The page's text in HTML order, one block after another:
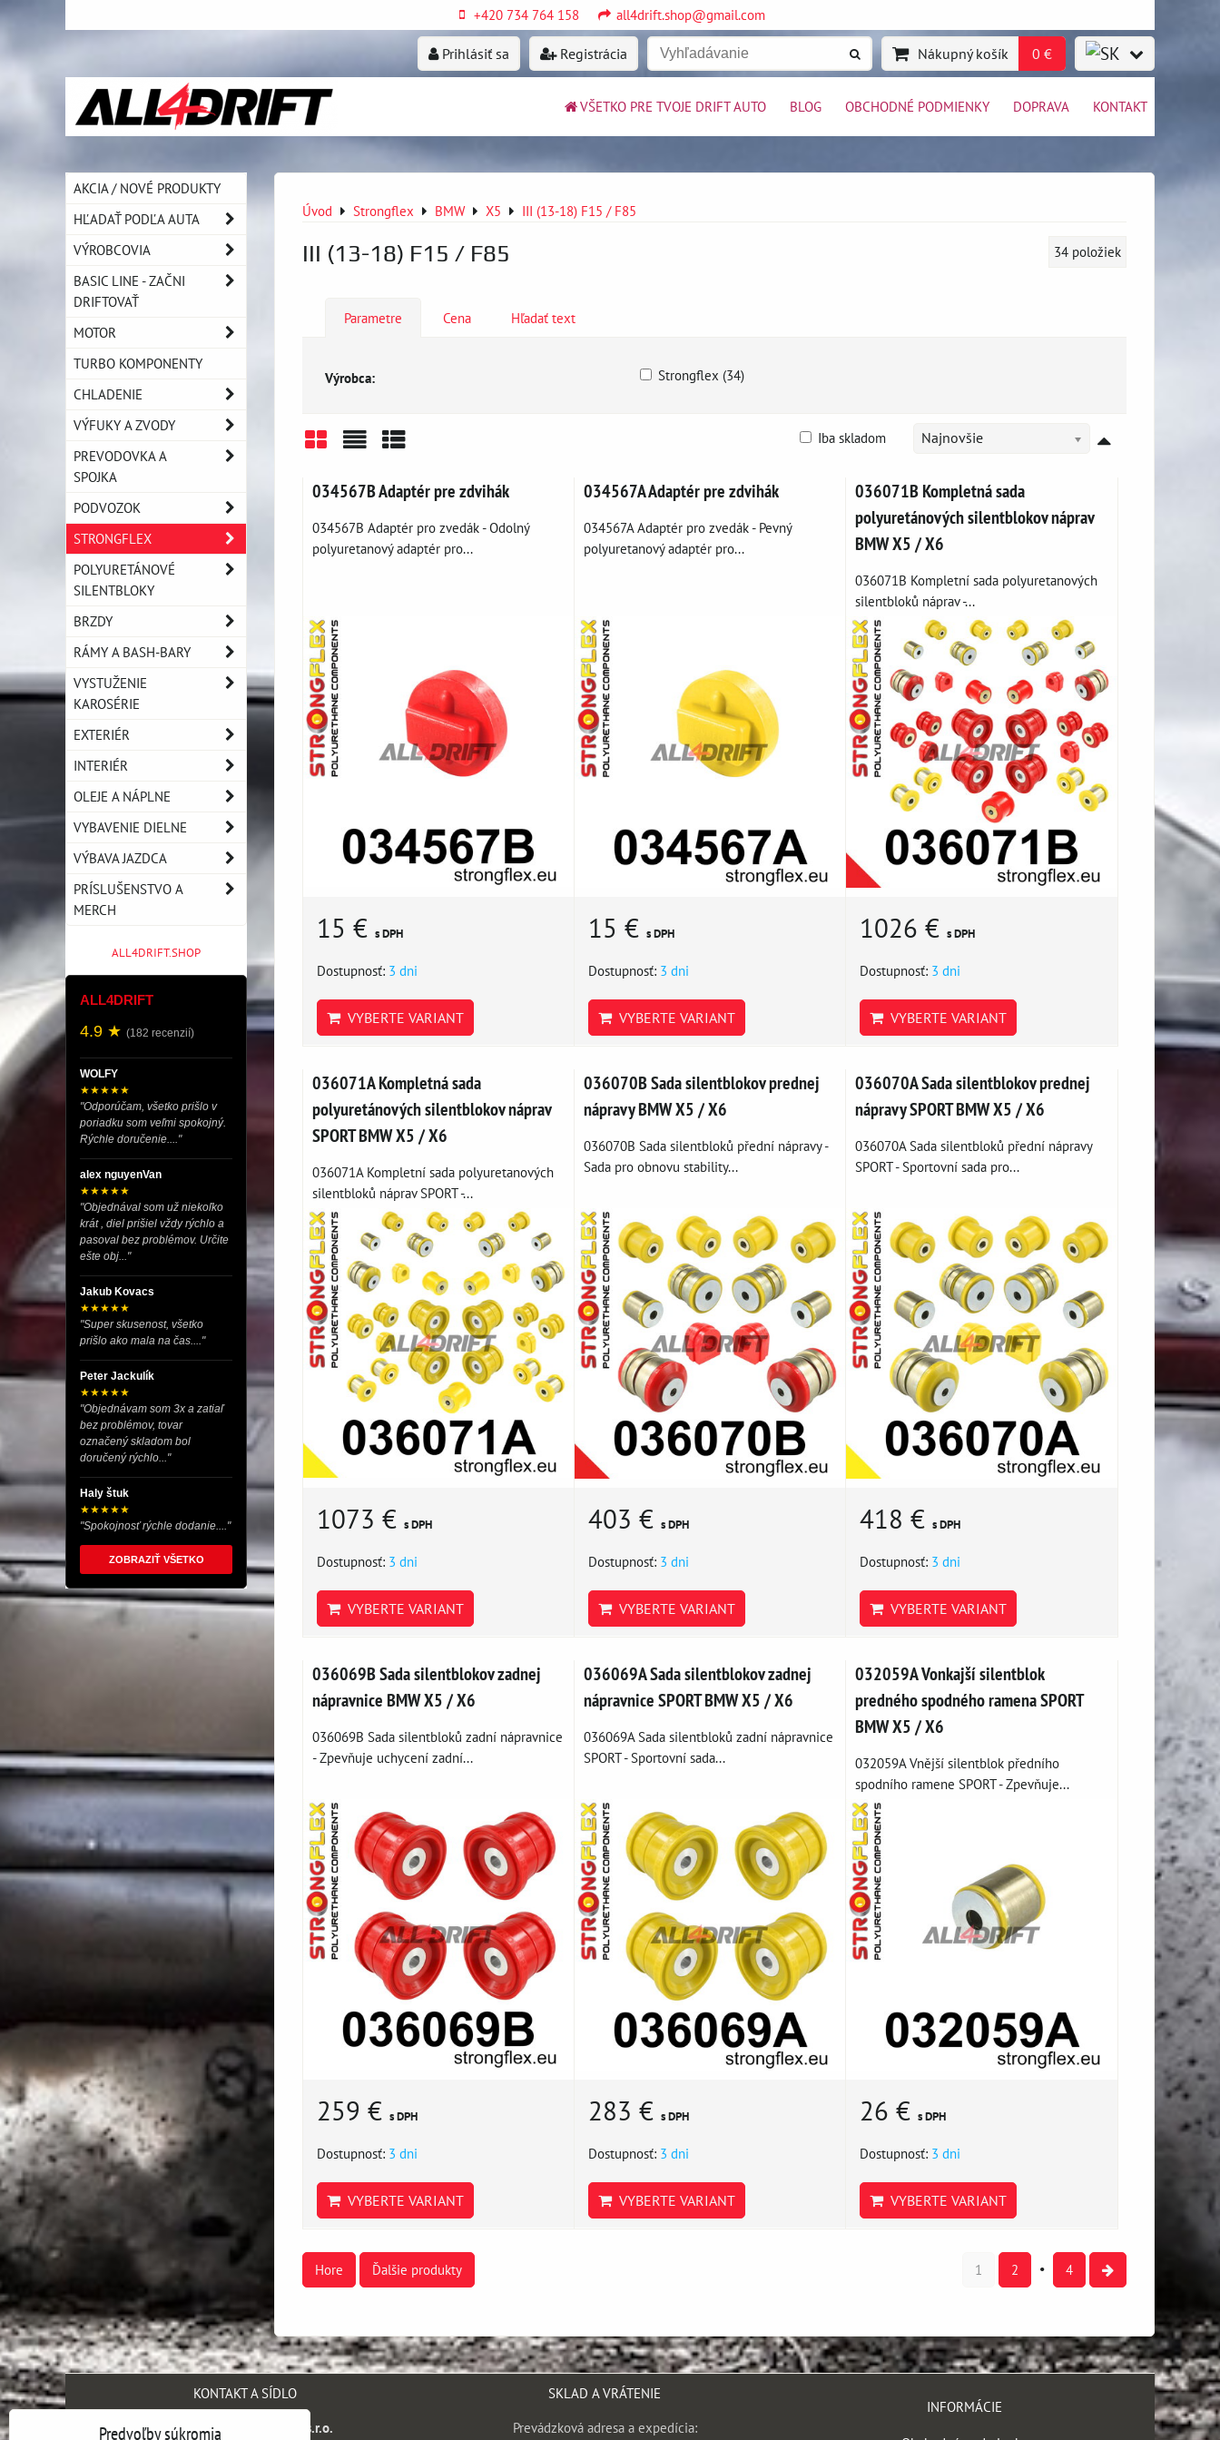
+420 734 764 158 all4drift.shop@gmail.com
Prihlásiť sa Registrácia Nákupný košík 0 €
VŠETKO PRE TVOJE DRIFT AUTO BLOG OBCHODNÉ PODMIENKY DOPRAVA KONTAKT
Úvod Strongflex BMW X5 III (13-18) F15 / F85
III (13-18) F15 / F85 34 položiek
Parametre Cena Hľadať text
Výrobca: Strongflex (34)
Najnovšie
Iba skladom
034567B Adaptér pre zdvihák
034567B Adaptér pro zvedák - Odolný
polyuretanový adaptér pro...
15 € s DPH
Dostupnosť: 3 dni
VYBERTE VARIANT
034567A Adaptér pre zdvihák
034567A Adaptér pro zvedák - Pevný
polyuretanový adaptér pro...
15 € s DPH
Dostupnosť: 3 dni
VYBERTE VARIANT
036071B Kompletná sada
polyuretánových silentblokov náprav
BMW X5 / X6
036071B Kompletní sada polyuretanových
silentbloků náprav -...
1026 €s DPH
Dostupnosť: 3 dni
VYBERTE VARIANT
036071A Kompletná sada
polyuretánových silentblokov náprav
SPORT BMW X5 / X6
036071A Kompletní sada polyuretanových
silentbloků náprav SPORT -...
1073 € s DPH
Dostupnosť: 3 dni
VYBERTE VARIANT
036070B Sada silentblokov prednej
nápravy BMW X5 / X6
036070B Sada silentbloků přední nápravy -
Sada pro obnovu stability...
403 € s DPH
Dostupnosť: 3 dni
VYBERTE VARIANT
036070A Sada silentblokov prednej
nápravy SPORT BMW X5 / X6
036070A Sada silentbloků přední nápravy
SPORT - Sportovní sada pro...
418 €s DPH
Dostupnosť: 3 dni
VYBERTE VARIANT
036069B Sada silentblokov zadnej
nápravnice BMW X5 / X6
036069B Sada silentbloků zadní nápravnice
- Zpevňuje uchycení zadní...
259 € s DPH
Dostupnosť: 3 dni
VYBERTE VARIANT
036069A Sada silentblokov zadnej
nápravnice SPORT BMW X5 / X6
036069A Sada silentbloků zadní nápravnice
SPORT - Sportovní sada...
283 € s DPH
Dostupnosť: 3 dni
VYBERTE VARIANT
032059A Vonkajší silentblok
predného spodného ramena SPORT
BMW X5 / X6
032059A Vnější silentblok předního
spodního ramene SPORT - Zpevňuje...
26 €s DPH
Dostupnosť: 3 dni
VYBERTE VARIANT
Hore Ďalšie produkty 1 2 4
AKCIA / NOVÉ PRODUKTY
HĽADAŤ PODĽA AUTA
VÝROBCOVIA
BASIC LINE - ZAČNI
DRIFTOVAŤ
MOTOR
TURBO KOMPONENTY
CHLADENIE
VÝFUKY A ZVODY
PREVODOVKA A
SPOJKA
PODVOZOK
STRONGFLEX
POLYURETÁNOVÉ
SILENTBLOKY
BRZDY
RÁMY A BASH-BARY
VYSTUŽENIE
KAROSÉRIE
EXTERIÉR
INTERIÉR
OLEJE A NÁPLNE
VYBAVENIE DIELNE
VÝBAVA JAZDCA
PRÍSLUŠENSTVO A
MERCH
ALL4DRIFT.SHOP
ALL4DRIFT
4.9 ★ (182 recenzií)
WOLFY
★★★★★
"Odporúčam, všetko prišlo v
poriadku som veľmi spokojný.
Rýchle doručenie...."
alex nguyenVan
★★★★★
"Objednával som už niekoľko
krát , diel prišiel vždy rýchlo a
pasoval bez problémov. Určite
ešte obj..."
Jakub Kovacs
★★★★★
"Super skusenost, všetko
prišlo ako mala na čas...."
Peter Jackulík
★★★★★
"Objednávam som 3x a zatiaľ
bez problémov, tovar
označený skladom bol
doručený rýchlo..."
Haly štuk
★★★★★
"Spokojnosť rýchle dodanie...."
ZOBRAZIŤ VŠETKO
KONTAKT A SÍDLO
SH engineering company s.r.o.
SKLAD A VRÁTENIE
Prevádzková adresa a expedícia:
INFORMÁCIE
Predvoľby súkromia